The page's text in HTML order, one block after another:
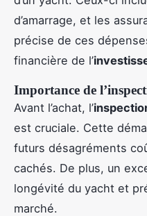
d’amarrage, et les
précise de ces
financière de l’
Importance de
Avant l’achat, l’
est cruciale. Cette
futurs désagréments
cachés. De plus, un
longévité du yacht et
marché.